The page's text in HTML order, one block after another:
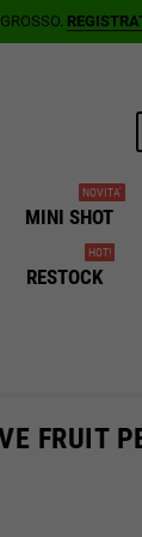
MINI SHOT
NOVITA'
RESTOCK
HOT!
FRUIT